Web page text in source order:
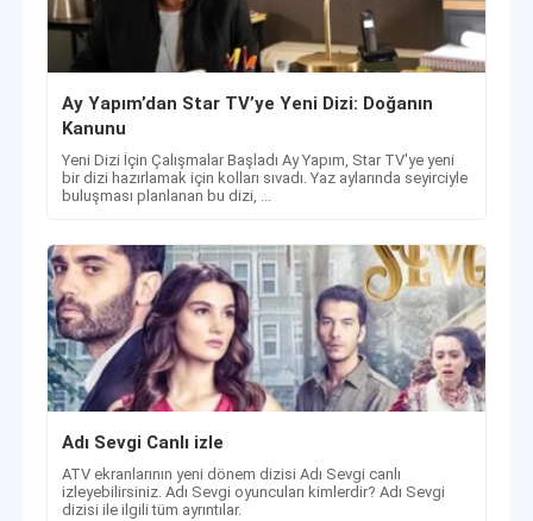
Ay Yapım’dan Star TV’ye Yeni Dizi: Doğanın
Kanunu
Yeni Dizi İçin Çalışmalar Başladı Ay Yapım, Star TV'ye yeni
bir dizi hazırlamak için kolları sıvadı. Yaz aylarında seyirciyle
buluşması planlanan bu dizi, ...
Adı Sevgi Canlı izle
ATV ekranlarının yeni dönem dizisi Adı Sevgi canlı
izleyebilirsiniz. Adı Sevgi oyuncuları kimlerdir? Adı Sevgi
dizisi ile ilgili tüm ayrıntılar.